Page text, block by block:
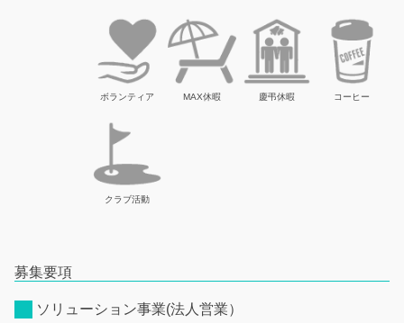
ボランティア MAX休暇 慶弔休暇 コーヒー
クラブ活動
募集要項
ソリューション事業(法人営業）